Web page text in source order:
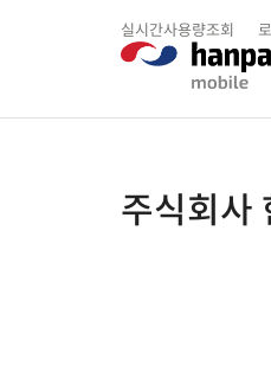
실시간사용량조회
주식회사